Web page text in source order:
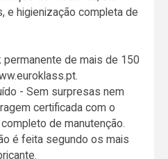
e higienização completa de
de mais de 150
- Sem surpresas nem
certificada com o
de manutenção.
é feita segundo os mais